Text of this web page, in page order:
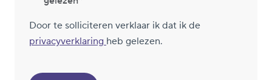
Door te solliciteren verklaar ik dat ik de
privacyverklaring heb gelezen.